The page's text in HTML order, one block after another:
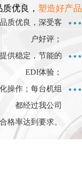
质优良， 塑造好产品
质优良，深受客
户好评；
供稳定，节能的
EDI体验；
操作；每台机组
都经过我公司
格率达到要求。